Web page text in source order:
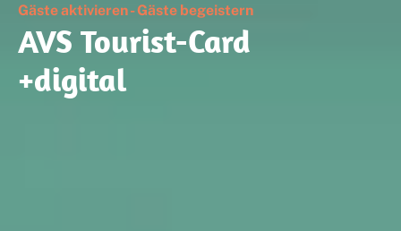
Gäste aktivieren - Gäste begeistern
AVS Tourist-Card
+digital